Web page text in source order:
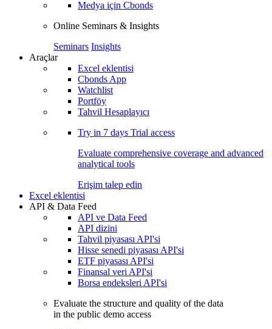
Medya için Cbonds
Online Seminars & Insights
Seminars Insights
Araçlar
Excel eklentisi
Cbonds App
Watchlist
Portföy
Tahvil Hesaplayıcı
Try in 7 days Trial access
Evaluate comprehensive coverage and advanced
analytical tools
Erişim talep edin
Excel eklentisi
API & Data Feed
API ve Data Feed
API dizini
Tahvil piyasası API'si
Hisse senedi piyasası API'si
ETF piyasası API'si
Finansal veri API'si
Borsa endeksleri API'si
Evaluate the structure and quality of the data
in the public demo access